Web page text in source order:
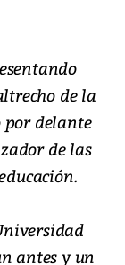
de la
por delante
de las
antes y un